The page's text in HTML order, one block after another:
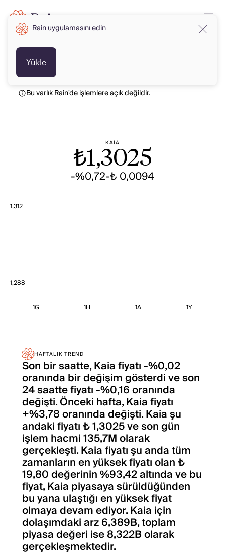
Bu varlık Rain'de işlemlere açık değildir.
KAIA
₺1,3025
-%0,72-₺ 0,0094
1,312
1,288
1G 1H 1A 1Y
HAFTALIK TREND
Son bir saatte, Kaia fiyatı -%0,02
oranında bir değişim gösterdi ve son
24 saatte fiyatı -%0,16 oranında
değişti. Önceki hafta, Kaia fiyatı
+%3,78 oranında değişti. Kaia şu
andaki fiyatı ₺ 1,3025 ve son gün
işlem hacmi 135,7M olarak
gerçekleşti. Kaia fiyatı şu anda tüm
zamanların en yüksek fiyatı olan ₺
19,80 değerinin %93,42 altında ve bu
fiyat, Kaia piyasaya sürüldüğünden
bu yana ulaştığı en yüksek fiyat
olmaya devam ediyor. Kaia için
dolaşımdaki arz 6,389B, toplam
piyasa değeri ise 8,322B olarak
gerçekleşmektedir.
Rain uygulamasını edin
Yükle